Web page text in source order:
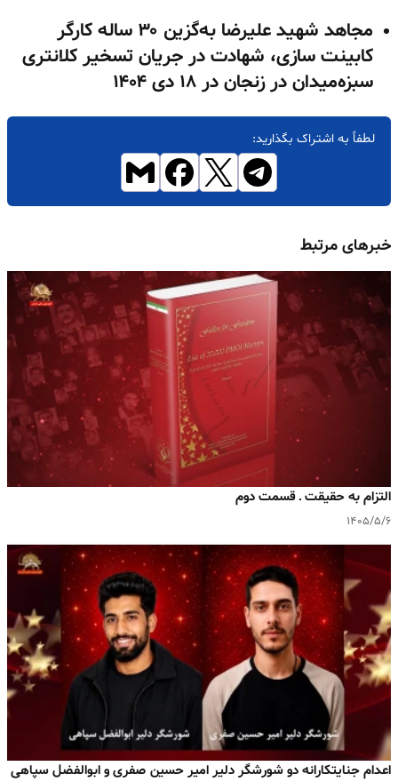
مجاهد شهید علیرضا به‌گزین ۳۰ ساله کارگر
کابینت سازی، شهادت در جریان تسخیر کلانتری
سبزه‌میدان در زنجان در ۱۸ دی ۱۴۰۴
لطفاً به اشتراک بگذارید:
خبرهای مرتبط
التزام به حقیقت ـ قسمت دوم
۱۴۰۵/۵/۶
اعدام جنایتکارانه دو شورشگر دلیر امیر حسین صفری و ابوالفضل سپاهی